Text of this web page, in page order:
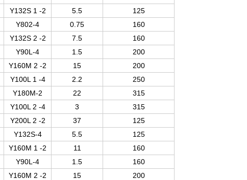
Y132S 1 -2 5.5
125
Y802-4 0.75
160
Y132S 2 -2 7.5
160
Y90L-4 1.5
200
Y160M 2 -2 15
200
Y100L 1 -4 2.2
250
Y180M-2 22
315
Y100L 2 -4 3
315
Y200L 2 -2 37
125
Y132S-4 5.5
125
Y160M 1 -2 11
160
Y90L-4 1.5
160
Y160M 2 -2 15
200